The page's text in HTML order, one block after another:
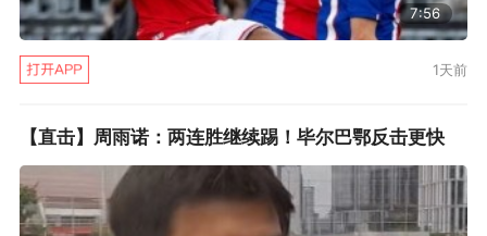
7:56
1天前
【直击】周雨诺：两连胜继续踢！毕尔巴鄂反击更快